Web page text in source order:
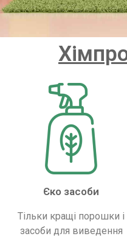
Єко засоби
Тільки кращі порошки і
засоби для виведення